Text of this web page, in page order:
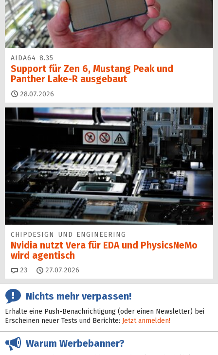
AIDA64 8.35
Support für Zen 6, Mustang Peak und
Panther Lake-R ausgebaut
28.07.2026
CHIPDESIGN UND ENGINEERING
Nvidia nutzt Vera für EDA und PhysicsNeMo
wird agentisch
23 Kommentare
27.07.2026
Nichts mehr verpassen!
Erhalte eine Push-Benachrichtigung (oder einen Newsletter) bei
Erscheinen neuer Tests und Berichte: Jetzt anmelden!
Warum Werbebanner?